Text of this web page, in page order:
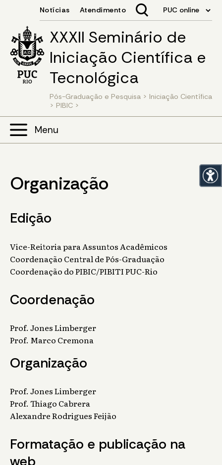
XXXII Seminário de
Iniciação Científica e
Tecnológica
Pós-Graduação e Pesquisa > Iniciação Científica
> PIBIC >
Menu
Organização
Edição
Vice-Reitoria para Assuntos Acadêmicos
Coordenação Central de Pós-Graduação
Coordenação do PIBIC/PIBITI PUC-Rio
Coordenação
Prof. Jones Limberger
Prof. Marco Cremona
Organização
Prof. Jones Limberger
Prof. Thiago Cabrera
Alexandre Rodrigues Feijão
Formatação e publicação na
web